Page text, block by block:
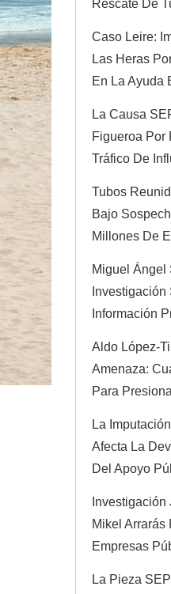
Rescate De
Caso Leire:
Las Heras
En La Ayuda
La Causa
Figueroa Por
Tráfico De
Tubos
Bajo
Millones De
Miguel Ángel
Información
Aldo López-
Amenaza:
Para
La
Afecta La
Del Apoyo
Mikel Arrarás
Empresas
La Pieza